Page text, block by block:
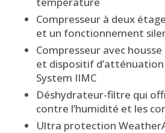
Compresseur à deux
et un fonctionnement
Compresseur avec
et dispositif
System IIMC
Déshydrateur-filtre qui
contre l’humidité et les
Ultra protection